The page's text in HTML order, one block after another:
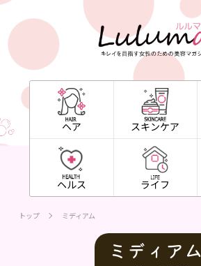
ヘア スキンケア
ヘルス ライフ
トップ ミディアム
ミディアム